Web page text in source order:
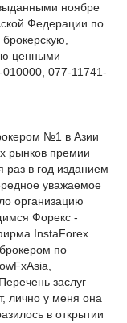
ноябре
Федерации по
ценными
077-11741-
№1 в Азии
рынков премии
раз в год изданием
уважаемое
организацию
Форекс -
InstaForex
по
заслуг
лично у меня она
в открытии